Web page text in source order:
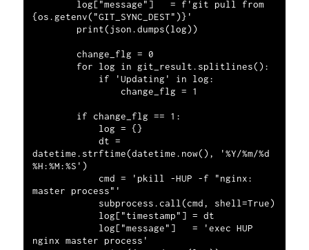
{os.getenv("GIT_SYNC_DEST")}'
        print(json.dumps(log))
        change_flg = 0
                change_flg = 1
            dt =
datetime.strftime(datetime.now(), '%Y/%m/%d
%H:%M:%S')
            cmd = 'pkill -HUP -f "nginx:
master process"'
nginx master process'